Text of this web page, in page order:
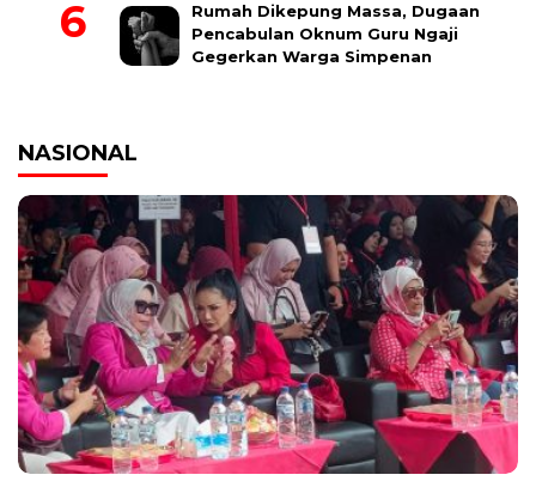
Rumah Dikepung Massa, Dugaan
Pencabulan Oknum Guru Ngaji
Gegerkan Warga Simpenan
NASIONAL